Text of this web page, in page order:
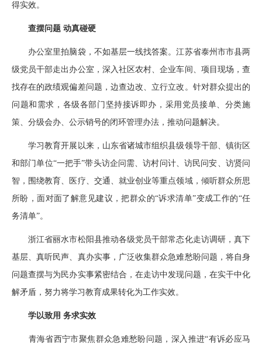
得实效。
查摆问题 动真碰硬
办公室里拍脑袋，不如基层一线找答案。江苏省泰州市市县两
级党员干部走出办公室，深入社区农村、企业车间、项目现场，查
找存在的政绩观偏差问题，边查边改、立行立改。针对群众提出的
问题和需求，各级各部门坚持接诉即办，采用党员接单、分类施
策、分级会办、公示销号的闭环管理办法，推动问题解决。
学习教育开展以来，山东省诸城市组织县级领导干部、镇街区
和部门单位“一把手”带头访企问需、访村问计、访民问安、访贤问
智，围绕教育、医疗、交通、就业创业等重点领域，倾听群众所思
所盼，面对面了解意见建议，把群众的“诉求清单”变成工作的“任
务清单”。
浙江省丽水市松阳县推动各级党员干部常态化走访调研，真下
基层、真听民声、真办实事，广泛收集群众急难愁盼问题，将自身
问题查摆与为民办实事紧密结合，在走访中发现问题，在实干中化
解矛盾，努力将学习教育成果转化为工作实效。
学以致用 务求实效
青海省西宁市聚焦群众急难愁盼问题，深入推进“有诉必应马